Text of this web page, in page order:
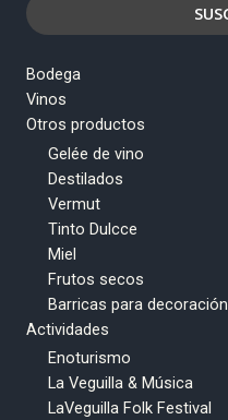
Bodega
Vinos
Otros productos
Gelée de vino
Destilados
Vermut
Tinto Dulcce
Miel
Frutos secos
Barricas para decoración
Actividades
Enoturismo
La Veguilla & Música
LaVeguilla Folk Festival